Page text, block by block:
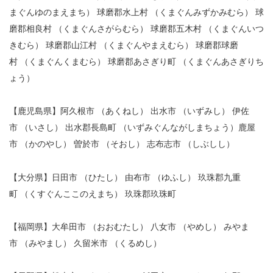
まぐんゆのまえまち） 球磨郡水上村 （くまぐんみずかみむら） 球
磨郡相良村 （くまぐんさがらむら） 球磨郡五木村 （くまぐんいつ
きむら） 球磨郡山江村 （くまぐんやまえむら） 球磨郡球磨
村 （くまぐんくまむら） 球磨郡あさぎり町 （くまぐんあさぎりち
ょう）
【鹿児島県】阿久根市 （あくねし） 出水市 （いずみし） 伊佐
市 （いさし） 出水郡長島町 （いずみぐんながしまちょう）鹿屋
市 （かのやし） 曽於市 （そおし） 志布志市 （しぶしし）
【大分県】日田市 （ひたし） 由布市 （ゆふし） 玖珠郡九重
町 （くすぐんここのえまち） 玖珠郡玖珠町
【福岡県】大牟田市 （おおむたし） 八女市 （やめし） みやま
市 （みやまし） 久留米市 （くるめし）